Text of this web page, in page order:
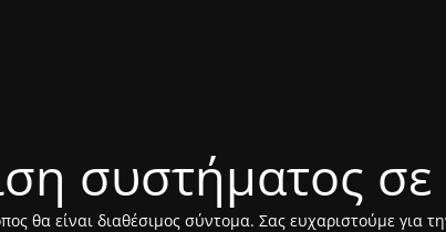
συστήματος σε
θα είναι διαθέσιμος σύντομα. Σας ευχαριστούμε για